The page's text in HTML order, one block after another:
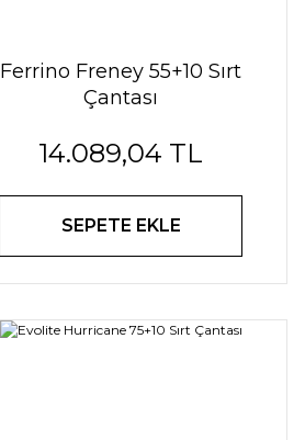
Ferrino Freney 55+10 Sırt
Çantası
14.089,04 TL
SEPETE EKLE